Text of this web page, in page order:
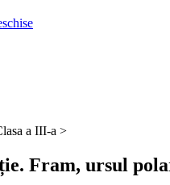
a III-a >
Fram, ursul